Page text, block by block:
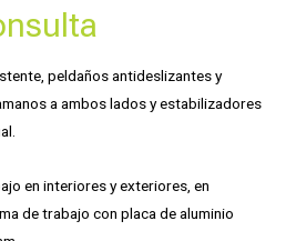
peldaños antideslizantes y
a ambos lados y estabilizadores
en interiores y exteriores, en
de trabajo con placa de aluminio